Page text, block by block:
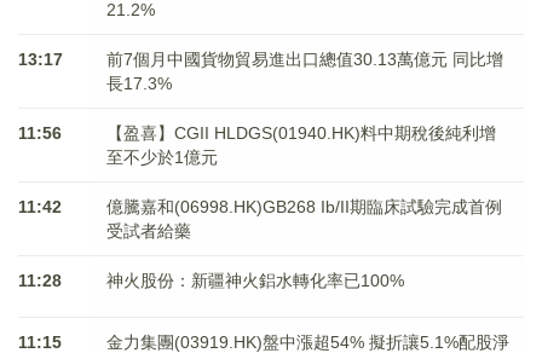
21.2%
13:17
前7個月中國貨物貿易進出口總值30.13萬億元 同比增
長17.3%
11:56
【盈喜】CGII HLDGS(01940.HK)料中期稅後純利增
至不少於1億元
11:42
億騰嘉和(06998.HK)GB268 Ib/II期臨床試驗完成首例
受試者給藥
11:28 神火股份：新疆神火鋁水轉化率已100%
11:15
金力集團(03919.HK)盤中漲超54% 擬折讓5.1%配股淨